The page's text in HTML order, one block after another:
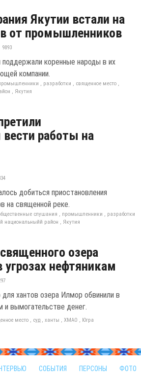
Якутии встали на
от промышленников
9893
коренные народы в их
компании.
, разработки , священное место ,
, Якутия
работы на
добиться приостановления
на священной реке.
слушания , промышленники , разработки
национальныйй район , Якутия
озера
угрозах нефтяникам
хантов озера Илмор обвинили в
и вымогательстве денег.
место , суд ,ханты ,ХМАО , Югра
СОБЫТИЯ ПЕРСОНЫ ФОТО